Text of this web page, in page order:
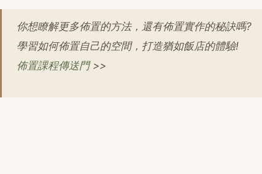
你想瞭解更多佈置的方法，還有佈置實作的秘訣嗎?
學習如何佈置自己的空間，打造猶如飯店的體驗!
佈置課程傳送門>>